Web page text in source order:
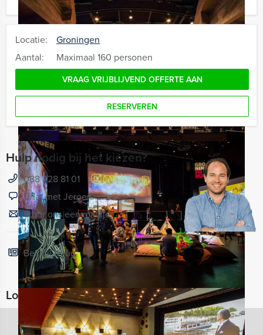
Locatie:
Groningen
Aantal:
Maximaal 160 personen
VRAAG VRIJBLIJVEND OFFERTE AAN
RESERVEREN
Hulp nodig bij het kiezen?
088 428 81 01
Chat met Jeroen
Stuur ons een mailtje
Bel mij terug
Locaties in de buurt van Groninger Forum